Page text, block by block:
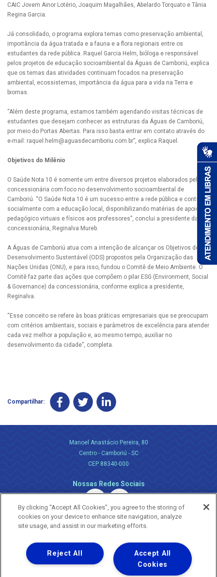
CAIC Jovem Ainor Lotério, Joaquim Magalhães, Abelardo Torquato e Tânia
Regina Garcia.
Já consolidado, o programa explora temas como preservação ambiental,
importância da água tratada e a fauna e a flora regionais entre os
estudantes da rede pública. Raquel Garcia Helm, bióloga e responsável
pelos projetos de educação socioambiental da Águas de Camboriú, explica
que os temas das atividades continuam focados na preservação
ambiental, ecossistemas, importância da água para a vida na Terra e
biomas.
“Além deste programa, estamos também agendando visitas técnicas de
estudantes que desejam conhecer as estruturas da Águas de Camboriú,
por meio do Portas Abertas. Para isso basta entrar em contato através do
e-mail: raquel.helm@aguasdecamboriu.com.br”, explica Raquel.
Objetivos do Milênio
O Saúde Nota 10 é somente um entre diversos projetos elaborados pela
concessionária com foco no desenvolvimento socioambiental de
Camboriú. “O Saúde Nota 10 é um sucesso entre a rede pública e contribui
socialmente com a educação local, disponibilizando matérias de apoio
pedagógico virtuais e físicos aos professores”, conclui a presidente da
concessionária, Reginalva Mureb.
A Águas de Camboriú atua com a intenção de alcançar os Objetivos de
Desenvolvimento Sustentável (ODS) propostos pela Organização das
Nações Unidas (ONU), e para isso, fundou o Comitê de Meio Ambiente. O
Comitê faz parte das ações que compõem o pilar ESG (Environment, Social
& Governance) da concessionária, conforme explica a presidente,
Reginalva.
“Esse conceito se refere às boas práticas empresariais que se preocupam
com critérios ambientais, sociais e parâmetros de excelência para atender
cada vez melhor a população e, ao mesmo tempo, auxiliar no
desenvolvimento da cidade”, completa.
Compartilhar:
Manoel Anastácio Pereira, 80
Centro - Camboriú - SC
CEP 88340-000
Nossas Redes Sociais
Uma empresa
Copyright ® 2026 - Todos os Direitos Reservados.
By clicking “Accept All Cookies”, you agree to the storing of
cookies on your device to enhance site navigation, analyze
site usage, and assist in our marketing efforts.
Accept All
Cookies
Reject All